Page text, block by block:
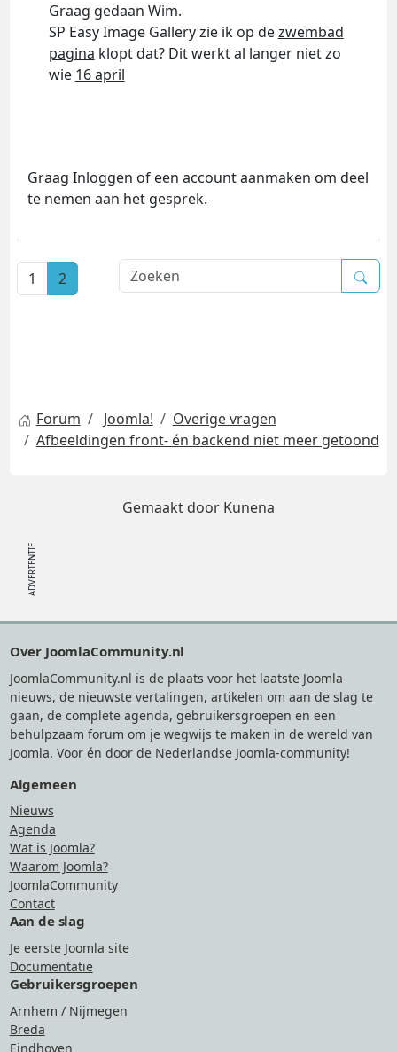
Graag gedaan Wim.
SP Easy Image Gallery zie ik op dezwembad
pagina klopt dat? Dit werkt al langer niet zo
wie 16 april
Graag Inloggen of een account aanmaken om deel
te nemen aan het gesprek.
1 2
Forum Joomla!
Overige vragen
Afbeeldingen front- én backend niet meer getoond
Gemaakt door Kunena
Over JoomlaCommunity.nl
JoomlaCommunity.nl is de plaats voor het laatste Joomla
nieuws, de nieuwste vertalingen, artikelen om aan de slag te
gaan, de complete agenda, gebruikersgroepen en een
behulpzaam forum om je wegwijs te maken in de wereld van
Joomla. Voor én door de Nederlandse Joomla-community!
Algemeen
Nieuws
Agenda
Wat is Joomla?
Waarom Joomla?
JoomlaCommunity
Contact
Aan de slag
Je eerste Joomla site
Documentatie
Gebruikersgroepen
Arnhem / Nijmegen
Breda
Eindhoven